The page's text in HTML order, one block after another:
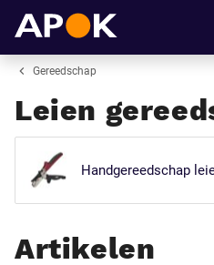
Gereedschap
Leien
Handgereedschap
Artikelen